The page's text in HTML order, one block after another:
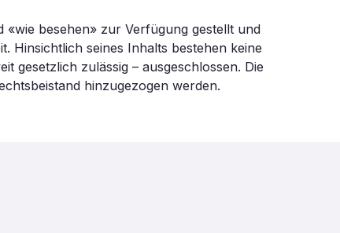
besehen» zur Verfügung gestellt und
Hinsichtlich seines Inhalts bestehen keine
gesetzlich zulässig – ausgeschlossen. Die
hinzugezogen werden.